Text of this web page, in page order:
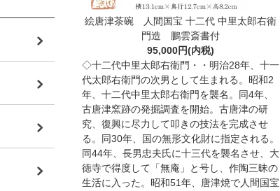
絵唐津茶碗 人間国宝 十二代 中里太郎右衛
門造 鵬雲斎書付
95,000円(内税)
◇十二代中里太郎右衛門・・明治28年、十一
代太郎右衛門の次男として生まれる。昭和2
年、十二代中里太郎右衛門を襲名。同4年、
古唐津窯跡の発掘調査を開始。古唐津の研
究、復興に尽力して叩きの技法を完成させ
る。同30年、国の無形文化財に指定される。
同44年、長男忠夫氏に十三代を襲名させ、大
徳寺で得度して「無庵」と号し、作陶三昧の
生活に入った。昭和51年、唐津焼で人間国宝